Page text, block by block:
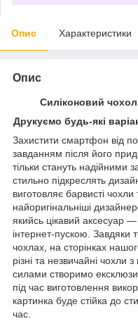
Опис Характеристики
Опис
Силіконовий
Друкуємо будь-які
Захистити смартфон від
завданням після його
тільки стануть надійними
стильно підкреслять
виготовляє барвисті
найоригінальніші
якийсь цікавий аксесуар
інтернет-пускою.
чохлах, на сторінках
різні та незвичайні
силами створимо
під час виготовлення
картинка буде стійка до
час.